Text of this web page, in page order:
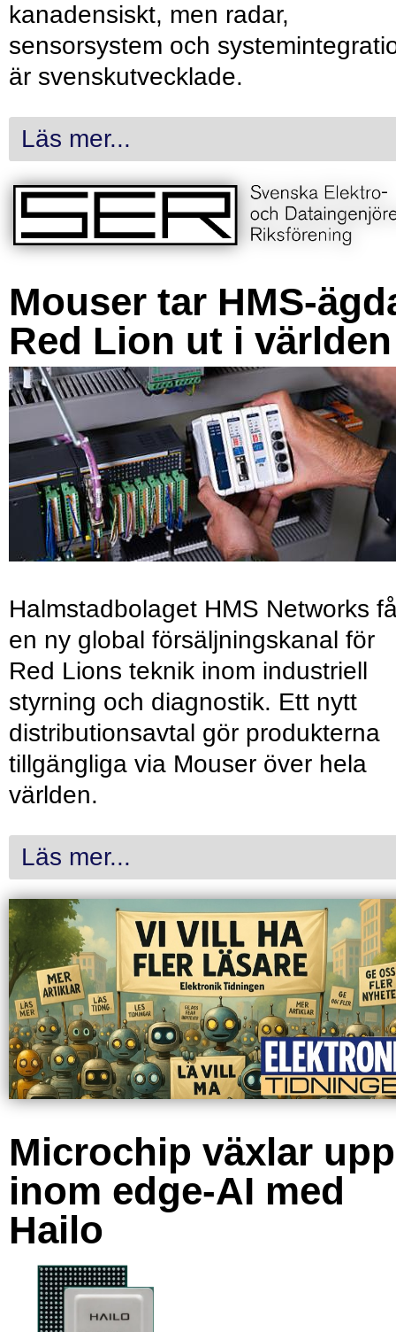
kanadensiskt, men radar,
sensorsystem och
är svenskutvecklade.
Läs mer...
Mouser tar HMS-
Red Lion ut i världen
Halmstadbolaget HMS Networks
en ny global försäljningskanal för
Red Lions teknik inom industriell
styrning och diagnostik. Ett nytt
distributionsavtal gör produkterna
tillgängliga via Mouser över hela
världen.
Läs mer...
Microchip växlar upp
inom edge-AI med
Hailo